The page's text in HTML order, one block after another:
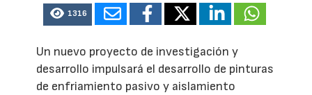
1316
Un nuevo proyecto de investigación y
desarrollo impulsará el desarrollo de pinturas
de enfriamiento pasivo y aislamiento